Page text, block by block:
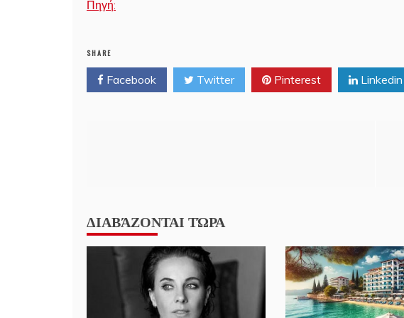
Πηγή:
SHARE
Facebook Twitter Pinterest Linkedin
ΔΙΑΒΆΖΟΝΤΑΙ ΤΏΡΑ